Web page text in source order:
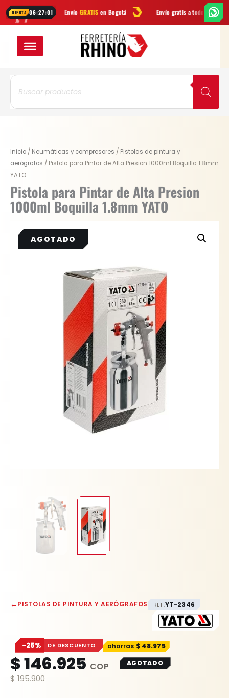
OFERTA 06:27:00
EnvíoGRATIS en Bogotá Envío gratis a todo Colombia desde
Búsqueda
productos
Inicio / Neumáticas y compresores / Pistolas de pintura y
aerógrafos / Pistola para Pintar de Alta Presion 1000ml Boquilla 1.8mm
YATO
Pistola para Pintar de Alta Presion
1000ml Boquilla 1.8mm YATO
←PISTOLAS DE PINTURA Y AERÓGRAFOS REF.YT-2346
−25% DE DESCUENTO $ 48.975
$195.900
Original
price
was:
$ 195.900.
$146.925
Current
price
is:
$ 146.925.
AGOTADO